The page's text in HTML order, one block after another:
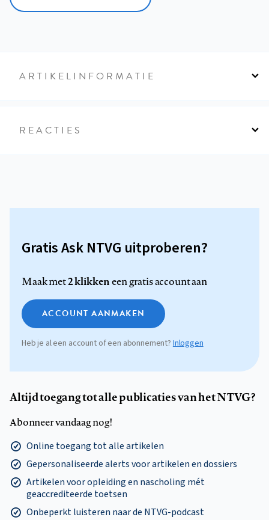
ARTIKELINFORMATIE
REACTIES
Gratis Ask NTVG uitproberen?
Maak met2 klikkeneen gratis account aan
ACCOUNT AANMAKEN
Heb je al een account of een abonnement?Inloggen
Altijd toegang tot alle publicaties van het NTVG?
Abonneer vandaag nog!
Online toegang tot alle artikelen
Gepersonaliseerde alerts voor artikelen en dossiers
Artikelen voor opleiding en nascholing mét
geaccrediteerde toetsen
Onbeperkt luisteren naar de NTVG-podcast